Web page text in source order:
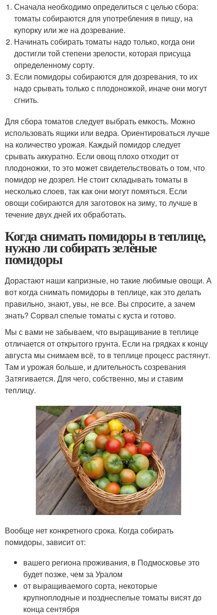
Сначала необходимо определиться с целью сбора:
томаты собираются для употребления в пищу, на
купорку или же на дозревание.
Начинать собирать томаты надо только, когда они
достигли той степени зрелости, которая присуща
определенному сорту.
Если помидоры собираются для дозревания, то их
надо срывать только с плодоножкой, иначе они могут
сгнить.
Для сбора томатов следует выбрать емкость. Можно
использовать ящики или ведра. Ориентироваться лучше
на количество урожая. Каждый помидор следует
срывать аккуратно. Если овощ плохо отходит от
плодоножки, то это может свидетельствовать о том, что
помидор не дозрел. Не стоит складывать томаты в
несколько слоев, так как они могут помяться. Если
овощи собираются для заготовок на зиму, то лучше в
течение двух дней их обработать.
Когда снимать помидоры в теплице,
нужно ли собирать зелёные
помидоры
Дорастают наши капризные, но такие любимые овощи. А
вот когда снимать помидоры в теплице, как это делать
правильно, знают, увы, не все. Вы спросите, а зачем
знать? Сорвал спелые томаты с куста и готово.
Мы с вами не забываем, что выращивание в теплице
отличается от открытого грунта. Если на грядках к концу
августа мы снимаем всё, то в теплице процесс растянут.
Там и урожая больше, и длительность созревания
Затягивается. Для чего, собственно, мы и ставим
теплицу.
Вообще нет конкретного срока. Когда собирать
помидоры, зависит от:
вашего региона проживания, в Подмосковье это
будет позже, чем за Уралом
от выращиваемого сорта, некоторые
крупноплодные и позднеспелые томаты висят до
конца сентября